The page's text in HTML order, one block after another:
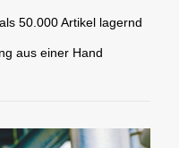
50.000 Artikel lagernd
aus einer Hand